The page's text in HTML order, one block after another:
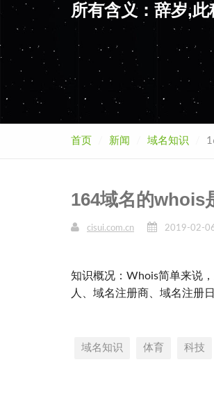
所有含义：辞岁,
首页 新闻 域名知识
164域名的whois
cisui.com.cn 2019-02-
知识概况：Whois简单来说
人、域名注册商、域名注册
域名知识 体育 科技